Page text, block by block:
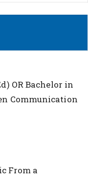
OR Bachelor in
Communication
From a